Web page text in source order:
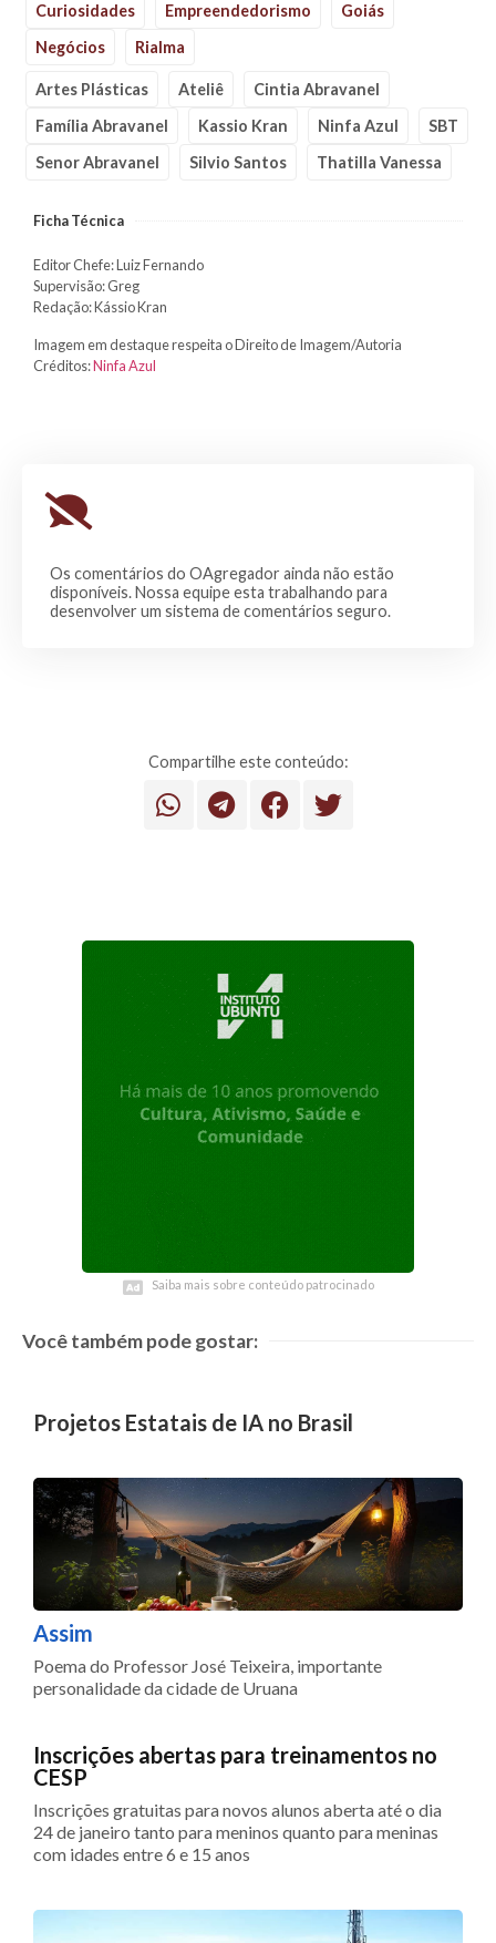
Curiosidades
Empreendedorismo
Goiás
Negócios
Rialma
Artes Plásticas Ateliê
Cintia Abravanel
Família Abravanel
Kassio Kran Ninfa Azul
SBT
Senor Abravanel
Silvio Santos Thatilla Vanessa
Ficha Técnica
Editor Chefe: Luiz Fernando
Supervisão: Greg
Redação: Kássio Kran
Imagem em destaque respeita o Direito de Imagem/Autoria
Créditos:Ninfa Azul
Os comentários do OAgregador ainda não estão
disponíveis. Nossa equipe esta trabalhando para
desenvolver um sistema de comentários seguro.
Compartilhe este conteúdo:
Saiba mais sobre conteúdo patrocinado
Saiba mais sobre conteúdo patrocinado
Você também pode gostar:
Projetos Estatais de IA no Brasil
Assim
Poema do Professor José Teixeira, importante
personalidade da cidade de Uruana
Inscrições abertas para treinamentos no
CESP
Inscrições gratuitas para novos alunos aberta até o dia
24 de janeiro tanto para meninos quanto para meninas
com idades entre 6 e 15 anos